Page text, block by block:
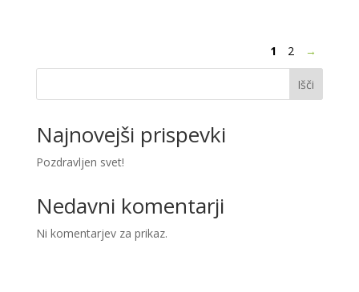
1 2 →
Išči
Najnovejši prispevki
Pozdravljen svet!
Nedavni komentarji
Ni komentarjev za prikaz.